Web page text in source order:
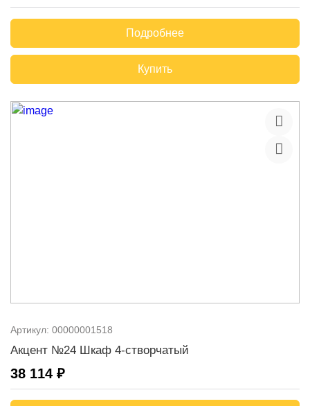
Подробнее
Купить
Артикул: 00000001518
Акцент №24 Шкаф 4-створчатый
38 114 ₽